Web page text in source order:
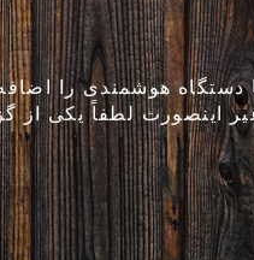
دستگاه هوشمندی را